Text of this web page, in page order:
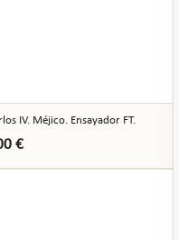
IV. Méjico. Ensayador FT.
€